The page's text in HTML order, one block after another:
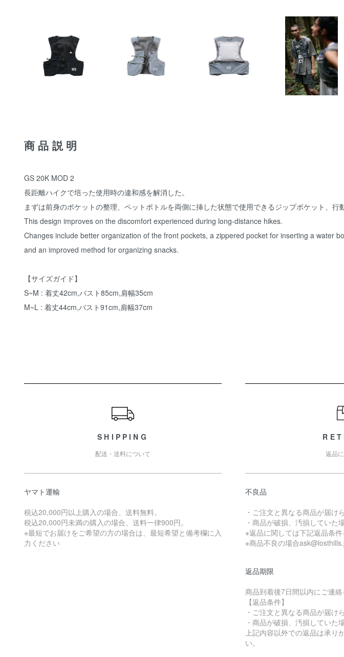
商品説明
GS 20K MOD 2
長距離ハイクで培った使用時の違和感を解消した。
まずは前身のポケットの整理、ペットボトルを両側に挿した状態で使用できるジップポケット、行
This design improves on the discomfort experienced during long-distance hikes.
Changes include better organization of the front pockets, a zippered pocket for inserting a water
and an improved method for organizing snacks.
【サイズガイド】
S~M : 着丈42cm,バスト85cm,肩幅35cm
M~L : 着丈44cm,バスト91cm,肩幅37cm
SHIPPING
配送・送料について
ヤマト運輸
税込20,000円以上購入の場合、送料無料。
税込20,000円未満の購入の場合、送料一律900円。
※最短でお届けをご希望の方の場合は、最短希望と備考欄に入
力ください
返品
不良品
・ご注文と異なる商品が届け
・商品が破損、汚損していた場
※返品に関しては下記返品条件
※商品不良の場合
返品期限
商品到着後7日間以内にご連絡
【返品条件】
・ご注文と異なる商品が届け
・商品が破損、汚損していた場
上記内容以外での返品は承り
い。